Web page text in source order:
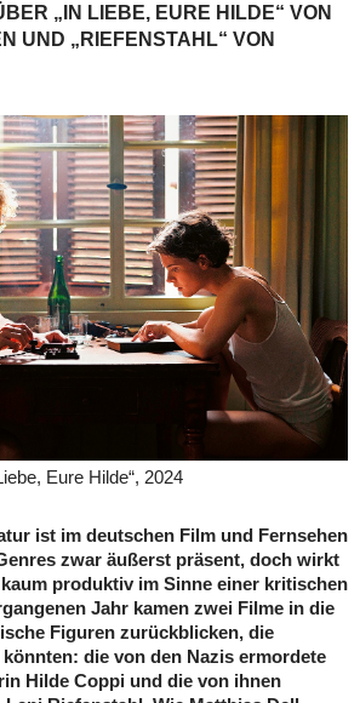
„IN LIEBE, EURE HILDE“ VON
UND „­RIEFENSTAHL“ VON
Eure Hilde“, 2024
ist im deutschen Film und Fernsehen
zwar äußerst präsent, doch wirkt
produktiv im Sinne einer kritischen
Jahr kamen zwei Filme in die
Figuren zurückblicken, die
die von den Nazis ermordete
Hilde Coppi und die von ihnen